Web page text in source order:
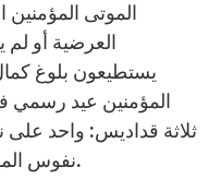
الموتى المؤمنين
العرضية أو
يستطيعون بلوغ
المؤمنين عيد رسمي
ثلاثة قداديس: واحد على
نفوس الموتى وآخر على نية الحبر الأعظم.